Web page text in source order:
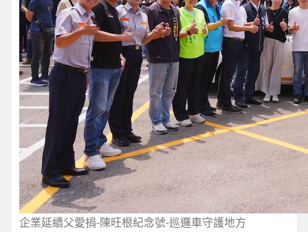
企業延續父愛捐-陳旺根紀念號-巡邏車守護地方